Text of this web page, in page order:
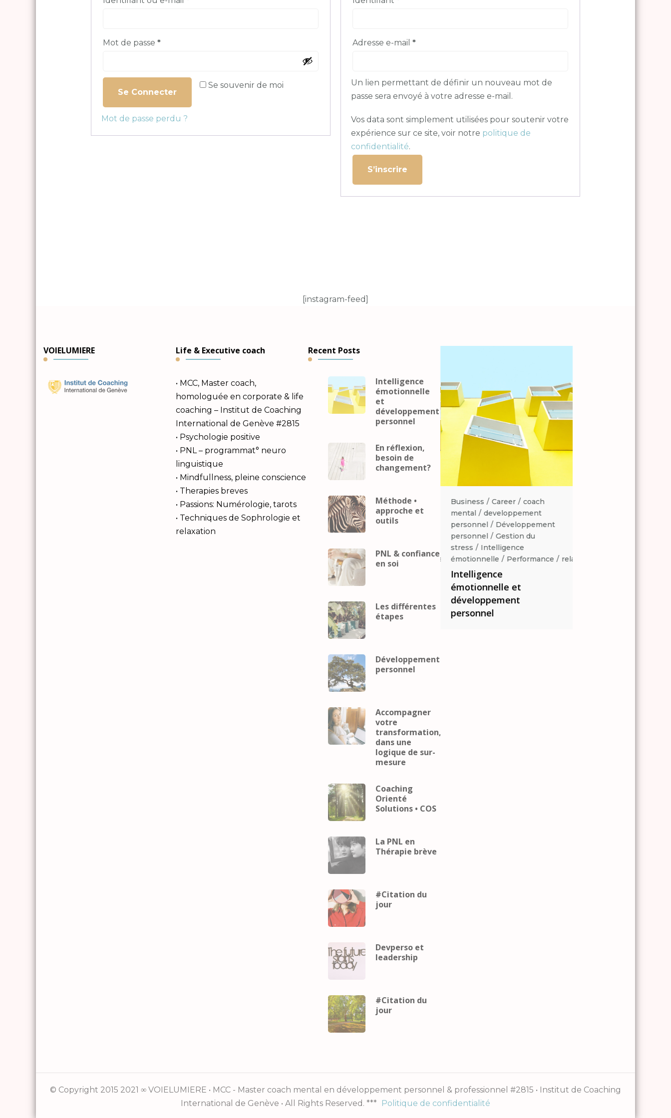
Mot de passe *Obligatoire
Se souvenir de moi
Se Connecter
Mot de passe perdu ?
Adresse e-mail *Obligatoire
Un lien permettant de définir un nouveau mot de
passe sera envoyé à votre adresse e-mail.
Vos data sont simplement utilisées pour soutenir votre
expérience sur ce site, voir notre politique de
confidentialité.
S’inscrire
[instagram-feed]
VOIELUMIERE Life & Executive coach
• MCC, Master coach,
homologuée en corporate & life
coaching – Institut de Coaching
International de Genève #2815
• Psychologie positive
• PNL – programmat° neuro
linguistique
• Mindfullness, pleine conscience
• Therapies breves
• Passions: Numérologie, tarots
• Techniques de Sophrologie et
relaxation
Recent Posts
Intelligence
émotionnelle
et
développement
personnel
En réflexion,
besoin de
changement?
Méthode •
approche et
outils
PNL & confiance
en soi
Les différentes
étapes
Développement
personnel
Accompagner
votre
transformation,
dans une
logique de sur-
mesure
Coaching
Orienté
Solutions • COS
La PNL en
Thérapie brève
#Citation du
jour
Devperso et
leadership
#Citation du
jour
Business Career
coach
mental
developpement
personnel
Développement
personnel
relaxation
Business Career
coach
mental
developpement
personnel
Développement
personnel
Gestion du
stress
Intelligence
émotionnelle
Performance relaxation
Intelligence
émotionnelle et
développement
personnel
Business Career
coach
mental
developpement
personnel
Développement
personnel
Gestion du
stress
Intelligence
émotionnelle
Performance relaxation
Intelligence
émotionnelle et
développement
personnel
© Copyright 2015 2021 ∞ VOIELUMIERE • MCC - Master coach mental en développement personnel & professionnel #2815 • Institut de Coaching
International de Genève • All Rights Reserved. ***
Politique de confidentialité